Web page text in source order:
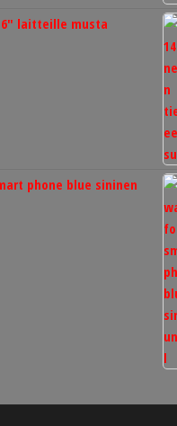
laitteille musta
phone blue sininen